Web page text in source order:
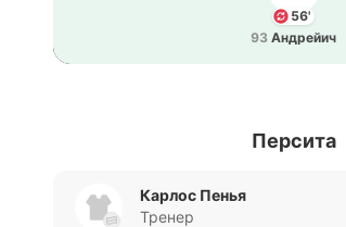
56'
93 Андрейич
Персита
Карлос Пенья
Тренер